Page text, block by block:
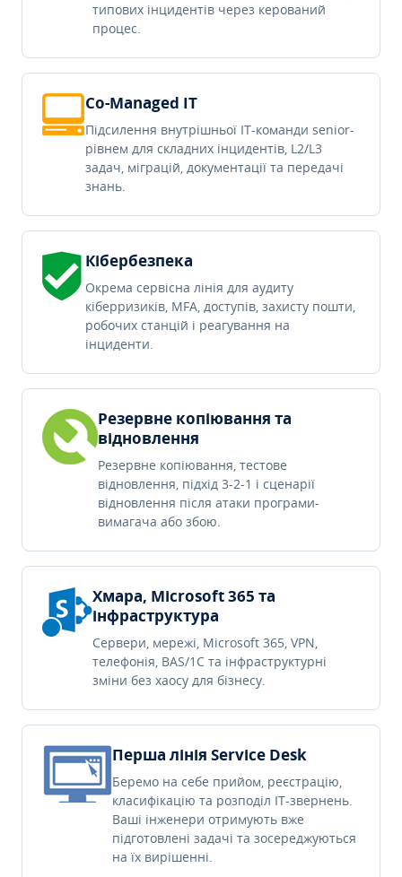
типових інцидентів через керований
процес.
Co-Managed IT
Підсилення внутрішньої IT-команди senior-
рівнем для складних інцидентів, L2/L3
задач, міграцій, документації та передачі
знань.
Кібербезпека
Окрема сервісна лінія для аудиту
кіберризиків, MFA, доступів, захисту пошти,
робочих станцій і реагування на
інциденти.
Резервне копіювання та
відновлення
Резервне копіювання, тестове
відновлення, підхід 3-2-1 і сценарії
відновлення після атаки програми-
вимагача або збою.
Хмара, Microsoft 365 та
інфраструктура
Сервери, мережі, Microsoft 365, VPN,
телефонія, BAS/1C та інфраструктурні
зміни без хаосу для бізнесу.
Перша лінія Service Desk
Беремо на себе прийом, реєстрацію,
класифікацію та розподіл IT-звернень.
Ваші інженери отримують вже
підготовлені задачі та зосереджуються
на їх вирішенні.